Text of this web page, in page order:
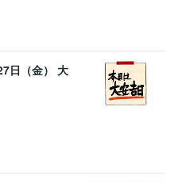
2月
日（金） 大